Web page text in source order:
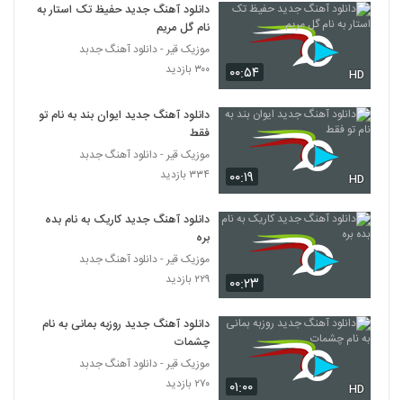
۰۰:۵۴ HD
دانلود آهنگ جدید حفیظ تک استار به
نام گل مریم
موزیک قیر - دانلود آهنگ جدبد
۳۰۰ بازدید
۰۰:۱۹ HD
دانلود آهنگ جدید ایوان بند به نام تو
فقط
موزیک قیر - دانلود آهنگ جدبد
۳۳۴ بازدید
۰۰:۲۳
دانلود آهنگ جدید کاریک به نام بده
بره
موزیک قیر - دانلود آهنگ جدبد
۲۲۹ بازدید
۰۱:۰۰ HD
دانلود آهنگ جدید روزبه بمانی به نام
چشمات
موزیک قیر - دانلود آهنگ جدبد
۲۷۰ بازدید